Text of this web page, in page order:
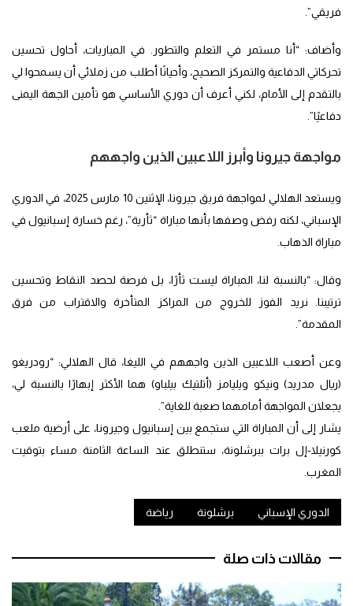
فريقي”.
وأضاف: “أنا مستمر في التعلم والتطور. في المباريات، أحاول تحسين
تحركاتي الدفاعية والتمركز الصحيح، وأحيانًا أطلب من زملائي أن يسمحوا لي
بالتقدم إلى الأمام، لكني أعرف أن دوري الأساسي هو تأمين الجهة اليمنى
دفاعيًا”.
مواجهة جيرونا وأبرز اللاعبين الذين واجههم
ويستعد الهلالي لمواجهة فريق جيرونا، الإثنين 10 مارس 2025، في الدوري
الإسباني، لكنه رفض وصفها بأنها مباراة “ثأرية”، رغم خسارة إسبانيول في
مباراة الذهاب.
وقال: “بالنسبة لنا، المباراة ليست ثأرًا، بل فرصة لحصد النقاط وتحسين
ترتيبنا. نريد الفوز للخروج من المراكز المتأخرة والاقتراب من فرق
المقدمة”.
وعن أصعب اللاعبين الذين واجههم في الليغا، قال الهلالي: “رودريغو
(ريال مدريد) ونيكو ويليامز (أتلتيك بيلباو) هما الأكثر إبهارًا بالنسبة لي،
يجعلان المواجهة أمامهما صعبة للغاية”.
يشار إلى أن المباراة التي ستجمع بين إسبانيول وجيرونا، على أرضية ملعب
كورنيلا-إل برات ببرشلونة، ستنطلق عند الساعة الثامنة مساء بتوقيت
المغرب.
الدوري الإسباني برشلونة رياضة
مقالات ذات صلة